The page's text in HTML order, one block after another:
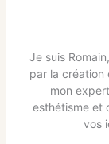
Je suis
par la création
mon
esthétisme et
vos